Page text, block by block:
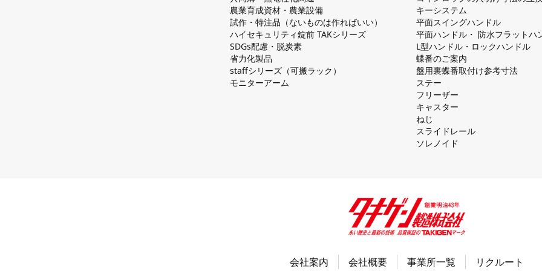
農業育成資材・農業設備
試作・特注品（ないものは作ればいい）
ハイセキュリティ錠前 TAKシリーズ
SDGs配慮・脱炭素
省力化製品
staffシリーズ（可搬ラック）
モニターアーム
キーシステム
平⾯スイングハンドル
平⾯ハンドル・ 防⽔フラットハ
L型ハンドル・ロックハンドル
蝶番のご案内
盤⽤裏蝶番取付け参考⼨法
ステー
フリーザー
キャスター
ねじ
スライドレール
ソレノイド
会社案内 会社概要 事業所一覧 リクルート